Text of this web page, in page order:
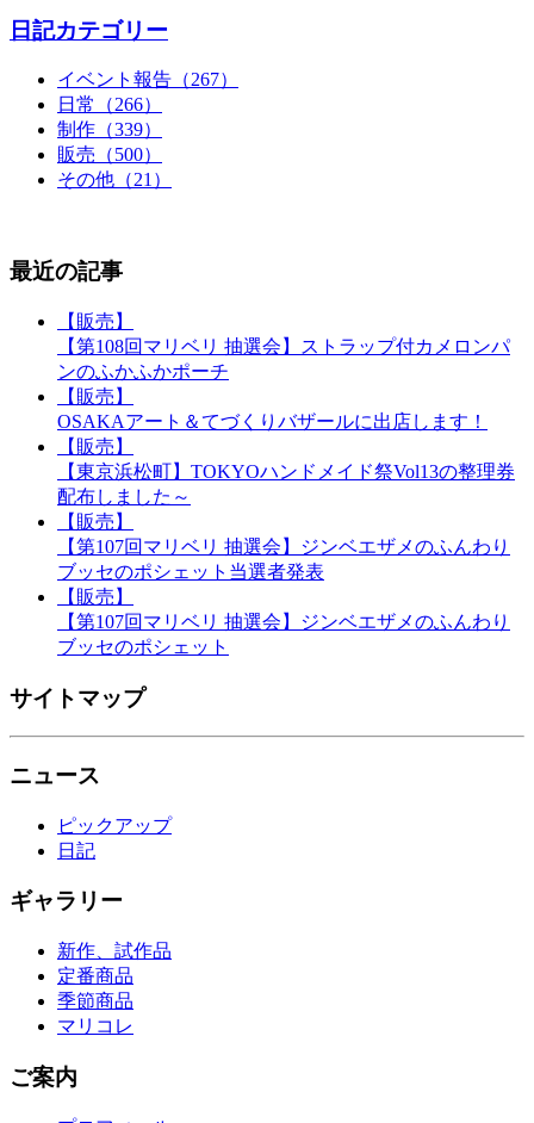
日記カテゴリー
イベント報告（267）
日常（266）
制作（339）
販売（500）
その他（21）
最近の記事
【販売】
【第108回マリベリ 抽選会】ストラップ付カメロンパ
ンのふかふかポーチ
【販売】
OSAKAアート＆てづくりバザールに出店します！
【販売】
【東京浜松町】TOKYOハンドメイド祭Vol13の整理券
配布しました～
【販売】
【第107回マリベリ 抽選会】ジンベエザメのふんわり
ブッセのポシェット当選者発表
【販売】
【第107回マリベリ 抽選会】ジンベエザメのふんわり
ブッセのポシェット
サイトマップ
ニュース
ピックアップ
日記
ギャラリー
新作、試作品
定番商品
季節商品
マリコレ
ご案内